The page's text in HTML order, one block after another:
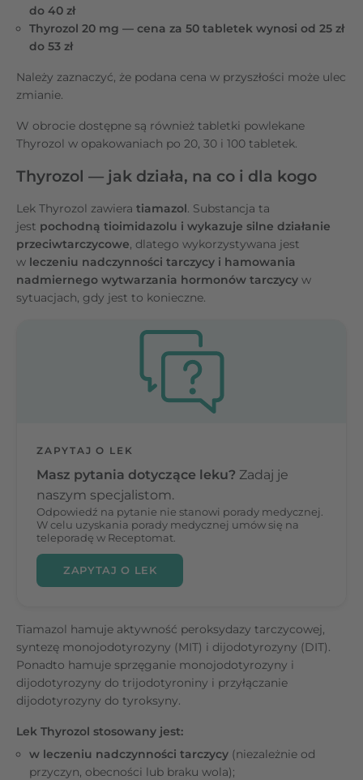
do 40 zł
Thyrozol 20 mg — cena za 50 tabletek wynosi od 25 zł
do 53 zł
Należy zaznaczyć, że podana cena w przyszłości może ulec
zmianie.
W obrocie dostępne są również tabletki powlekane
Thyrozol w opakowaniach po 20, 30 i 100 tabletek.
Thyrozol — jak działa, na co i dla kogo
Lek Thyrozol zawiera tiamazol. Substancja ta
jest pochodną tioimidazolu i wykazuje silne działanie
przeciwtarczycowe, dlatego wykorzystywana jest
w leczeniu nadczynności tarczycy i hamowania
nadmiernego wytwarzania hormonów tarczycy w
sytuacjach, gdy jest to konieczne.
ZAPYTAJ O LEK
Masz pytania dotyczące leku? Zadaj je
naszym specjalistom.
Odpowiedź na pytanie nie stanowi porady medycznej.
W celu uzyskania porady medycznej umów się na
teleporadę w Receptomat.
ZAPYTAJ O LEK
Tiamazol hamuje aktywność peroksydazy tarczycowej,
syntezę monojodotyrozyny (MIT) i dijodotyrozyny (DIT).
Ponadto hamuje sprzęganie monojodotyrozyny i
dijodotyrozyny do trijodotyroniny i przyłączanie
dijodotyrozyny do tyroksyny.
Lek Thyrozol stosowany jest:
w leczeniu nadczynności tarczycy (niezależnie od
przyczyn, obecności lub braku wola);